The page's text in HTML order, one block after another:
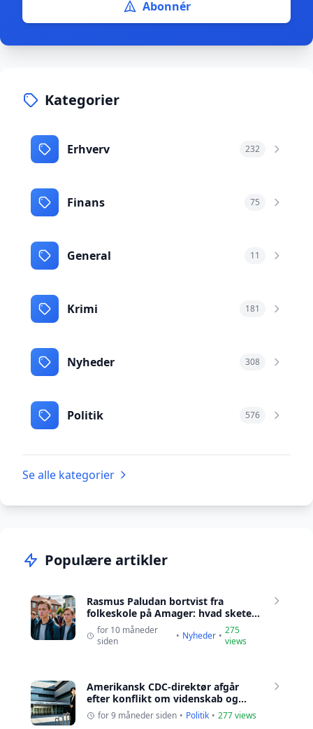
Abonnér
Kategorier
Erhverv 232
Finans 75
General 11
Krimi 181
Nyheder 308
Politik 576
Se alle kategorier
Populære artikler
Rasmus Paludan bortvist fra
folkeskole på Amager: hvad skete...
for 10 måneder
siden
• Nyheder • 275
views
Amerikansk CDC-direktør afgår
efter konflikt om videnskab og...
for 9 måneder siden • Politik • 277 views